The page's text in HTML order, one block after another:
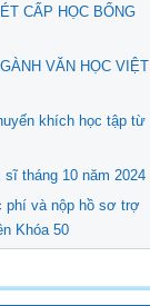
CẤP HỌC BỔNG
VĂN HỌC VIỆT
khích học tập từ
sĩ tháng 10 năm 2024
phí và nộp hồ sơ trợ
Khóa 50